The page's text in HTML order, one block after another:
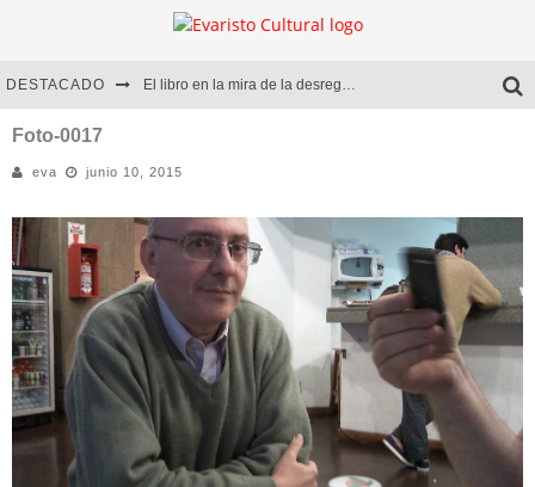
DESTACADO El libro en la mira de la desregulación
Diego Meret | Hotel Acapulco
Alejandra Correa | La nieve
Foto-0017
eva junio 10, 2015